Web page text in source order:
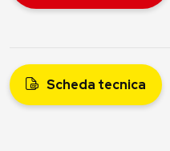
Scheda tecnica